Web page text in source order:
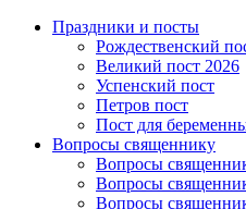
Праздники и посты
Рождественский
Великий пост 2026
Успенский пост
Петров пост
Пост для
Вопросы священнику
Вопросы
Вопросы
Вопросы